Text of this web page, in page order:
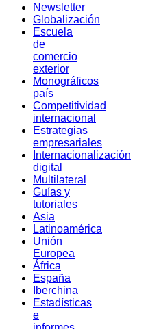
Newsletter
Globalización
Escuela
de
comercio
exterior
Monográficos
país
Competitividad
internacional
Estrategias
empresariales
Internacionalización
digital
Multilateral
Guías y
tutoriales
Asia
Latinoamérica
Unión
Europea
África
España
Iberchina
Estadísticas
e